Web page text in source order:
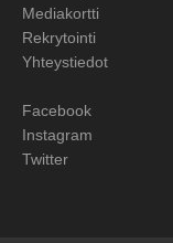
Mediakortti
Rekrytointi
Yhteystiedot
Facebook
Instagram
Twitter